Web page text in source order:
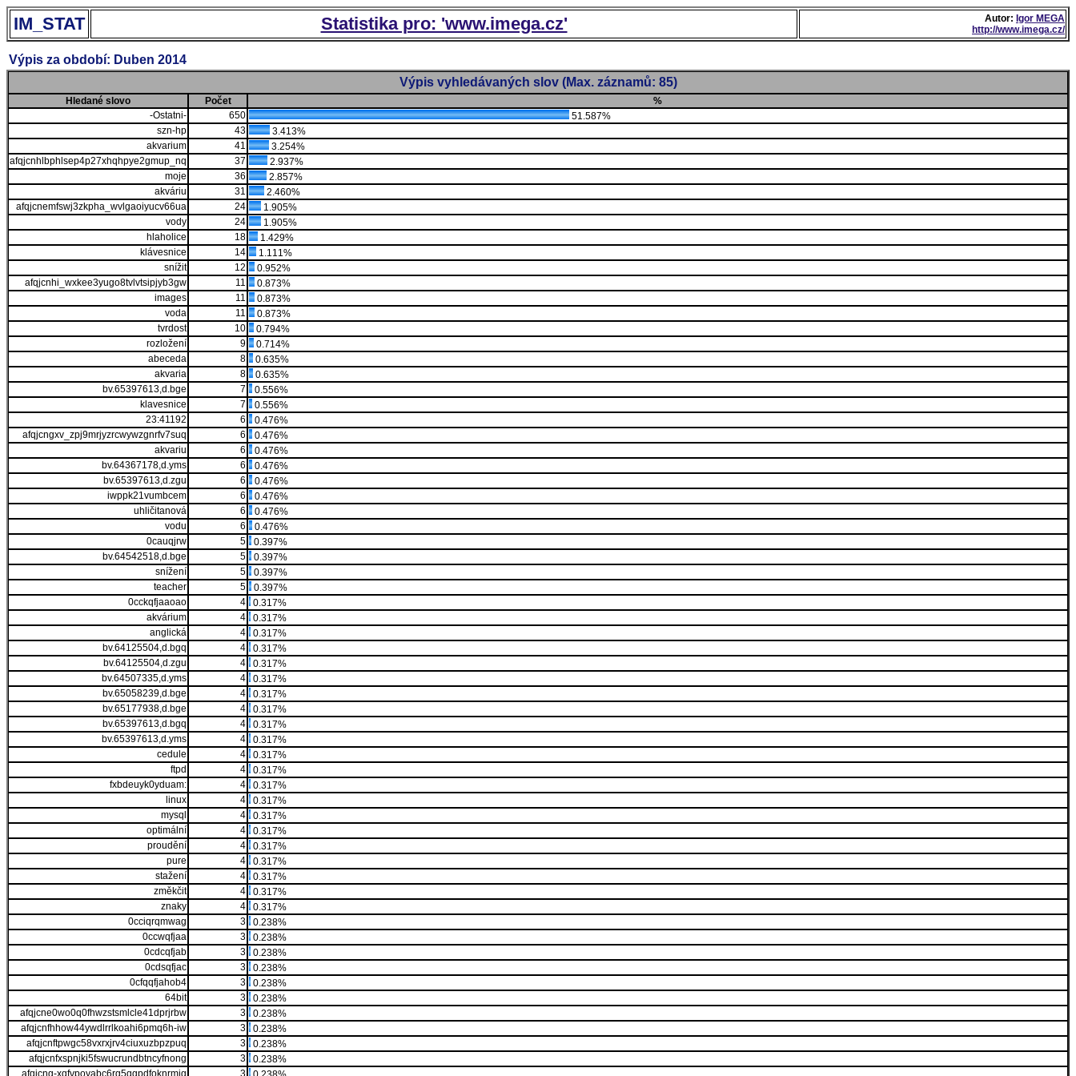
IM_STAT Statistika pro: 'www.imega.cz' Autor: Igor MEGA
http://www.imega.cz/
Výpis za období: Duben 2014
Výpis vyhledávaných slov (Max. záznamů: 85)
Hledané slovo Počet
%
-Ostatni-
650
51.587%
szn-hp
43
3.413%
akvarium
41
3.254%
afqjcnhlbphlsep4p27xhqhpye2gmup_nq
37
2.937%
moje
36
2.857%
akváriu
31
2.460%
afqjcnemfswj3zkpha_wvlgaoiyucv66ua
24
1.905%
vody
24
1.905%
hlaholice
18
1.429%
klávesnice
14
1.111%
snížit
12
0.952%
afqjcnhi_wxkee3yugo8tvlvtsipjyb3gw
11
0.873%
images
11
0.873%
voda
11
0.873%
tvrdost
10
0.794%
rozložení
9
0.714%
abeceda
8
0.635%
akvaria
8
0.635%
bv.65397613,d.bge
7
0.556%
klavesnice
7
0.556%
23:41192
6
0.476%
afqjcngxv_zpj9mrjyzrcwywzgnrfv7suq
6
0.476%
akvariu
6
0.476%
bv.64367178,d.yms
6
0.476%
bv.65397613,d.zgu
6
0.476%
iwppk21vumbcem
6
0.476%
uhličitanová
6
0.476%
vodu
6
0.476%
0cauqjrw
5
0.397%
bv.64542518,d.bge
5
0.397%
snížení
5
0.397%
teacher
5
0.397%
0cckqfjaaoao
4
0.317%
akvárium
4
0.317%
anglická
4
0.317%
bv.64125504,d.bgq
4
0.317%
bv.64125504,d.zgu
4
0.317%
bv.64507335,d.yms
4
0.317%
bv.65058239,d.bge
4
0.317%
bv.65177938,d.bge
4
0.317%
bv.65397613,d.bgq
4
0.317%
bv.65397613,d.yms
4
0.317%
cedule
4
0.317%
ftpd
4
0.317%
fxbdeuyk0yduam:
4
0.317%
linux
4
0.317%
mysql
4
0.317%
optimální
4
0.317%
proudění
4
0.317%
pure
4
0.317%
stažení
4
0.317%
změkčit
4
0.317%
znaky
4
0.317%
0cciqrqmwag
3
0.238%
0ccwqfjaa
3
0.238%
0cdcqfjab
3
0.238%
0cdsqfjac
3
0.238%
0cfqqfjahob4
3
0.238%
64bit
3
0.238%
afqjcne0wo0q0fhwzstsmlcle41dprjrbw
3
0.238%
afqjcnfhhow44ywdlrrlkoahi6pmq6h-iw
3
0.238%
afqjcnftpwgc58vxrxjrv4ciuxuzbpzpuq
3
0.238%
afqjcnfxspnjki5fswucrundbtncyfnong
3
0.238%
afqjcng-xqfvpoyabc6rg5qgpdfoknrmig
3